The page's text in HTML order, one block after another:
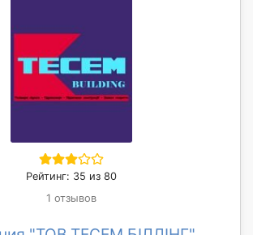
Рейтинг: 35 из 80
1 отзывов